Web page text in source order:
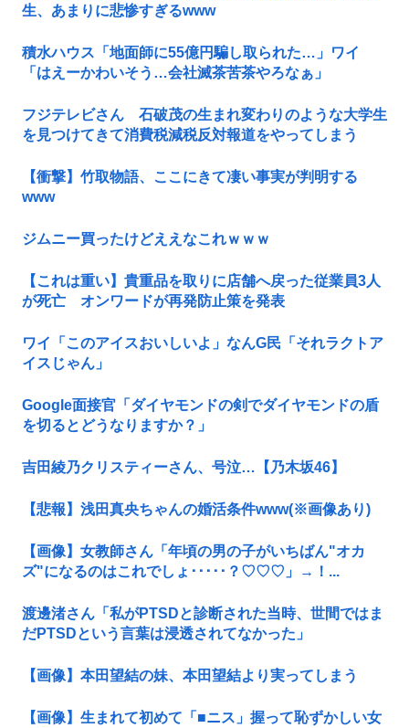
生、あまりに悲惨すぎるwww
積水ハウス「地面師に55億円騙し取られた…」ワイ
「はえーかわいそう…会社滅茶苦茶やろなぁ」
フジテレビさん 石破茂の生まれ変わりのような大学生
を見つけてきて消費税減税反対報道をやってしまう
【衝撃】竹取物語、ここにきて凄い事実が判明する
www
ジムニー買ったけどええなこれｗｗｗ
【これは重い】貴重品を取りに店舗へ戻った従業員3人
が死亡 オンワードが再発防止策を発表
ワイ「このアイスおいしいよ」なんG民「それラクトア
イスじゃん」
Google面接官「ダイヤモンドの剣でダイヤモンドの盾
を切るとどうなりますか？」
吉田綾乃クリスティーさん、号泣…【乃木坂46】
【悲報】浅田真央ちゃんの婚活条件www(※画像あり)
【画像】女教師さん「年頃の男の子がいちばん"オカ
ズ"になるのはこれでしょ･････？♡♡♡」→！...
渡邊渚さん「私がPTSDと診断された当時、世間ではま
だPTSDという言葉は浸透されてなかった」
【画像】本田望結の妹、本田望結より実ってしまう
【画像】生まれて初めて「■ニス」握って恥ずかしい女